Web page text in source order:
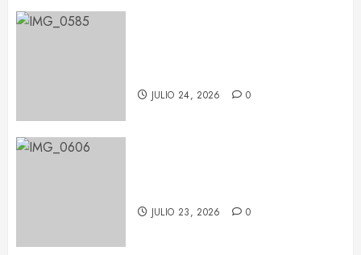
JULIO 24, 2026 0
JULIO 23, 2026 0